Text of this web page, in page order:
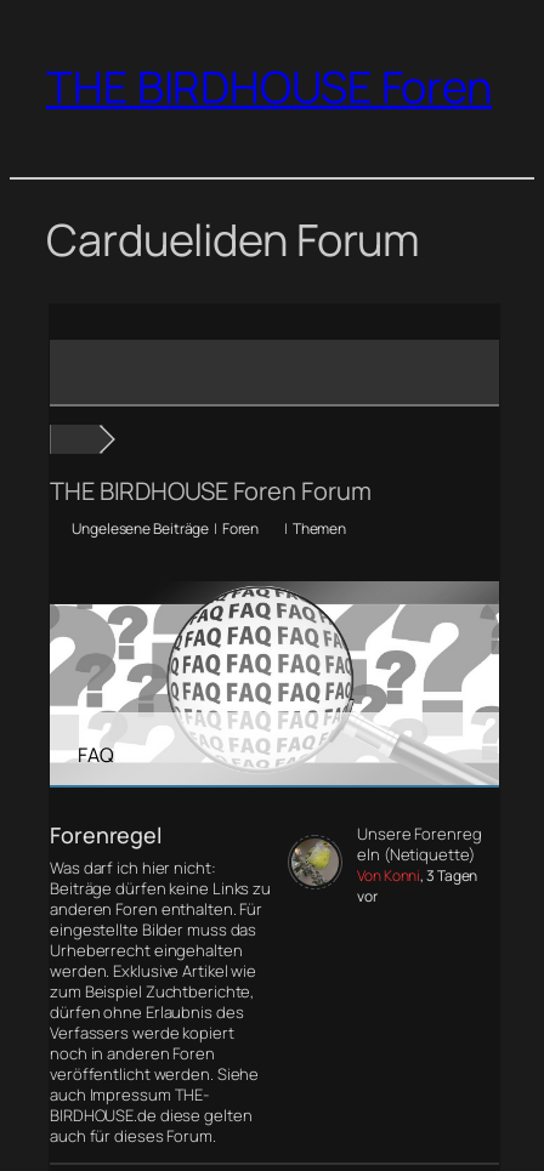
springen
THE BIRDHOUSE Foren
Cardueliden Forum
THE BIRDHOUSE Foren Forum
Ungelesene Beiträge | Foren | Themen
FAQ
Forenregel
Was darf ich hier nicht:
Beiträge dürfen keine Links zu
anderen Foren enthalten. Für
eingestellte Bilder muss das
Urheberrecht eingehalten
werden. Exklusive Artikel wie
zum Beispiel Zuchtberichte,
dürfen ohne Erlaubnis des
Verfassers werde kopiert
noch in anderen Foren
veröffentlicht werden. Siehe
auch Impressum THE-
BIRDHOUSE.de diese gelten
auch für dieses Forum.
Unsere Forenreg
eln (Netiquette)
Von Konni, 3 Tagen
vor